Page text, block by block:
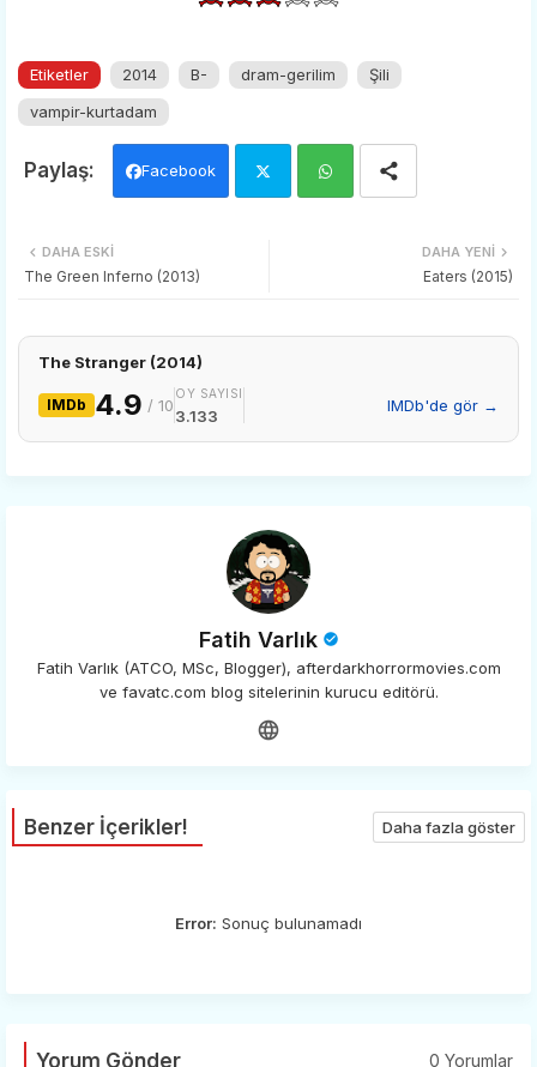
Etiketler 2014 B- dram-gerilim
Şili
vampir-kurtadam
Facebook
DAHA YENI
Eaters (2015)
DAHA ESKI
The Green Inferno (2013)
The Stranger (2014)
IMDb 4.9 / 10
OY SAYISI
3.133
IMDb'de gör →
Fatih Varlık
Fatih Varlık (ATCO, MSc, Blogger), afterdarkhorrormovies.com
ve favatc.com blog sitelerinin kurucu editörü.
Benzer İçerikler! Daha fazla göster
Error: Sonuç bulunamadı
Yorum Gönder 0 Yorumlar